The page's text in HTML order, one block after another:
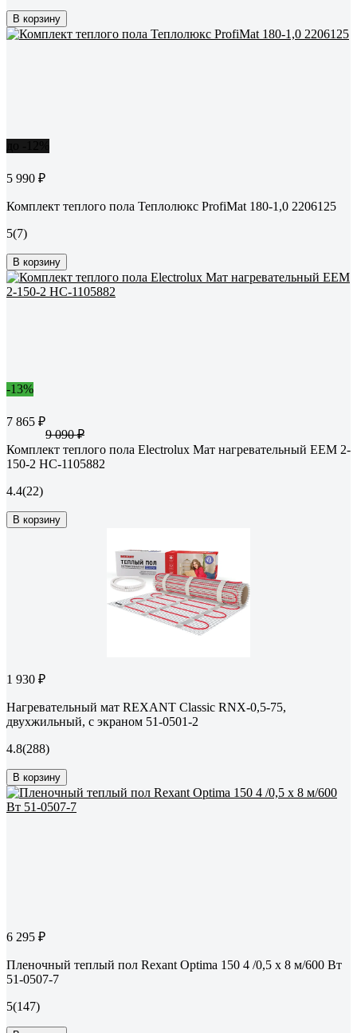
В корзину
5 990 ₽
Комплект теплого пола Теплолюкс ProfiMat 180-1,0 2206125
5(7)
В корзину
-13%
7 865 ₽
9 090 ₽
Комплект теплого пола Electrolux Мат нагревательный EEM 2-
150-2 НС-1105882
4.4(22)
В корзину
1 930 ₽
Нагревательный мат REXANT Classic RNX-0,5-75,
двухжильный, с экраном 51-0501-2
4.8(288)
В корзину
6 295 ₽
Пленочный теплый пол Rexant Optima 150 4 /0,5 х 8 м/600 Вт
51-0507-7
5(147)